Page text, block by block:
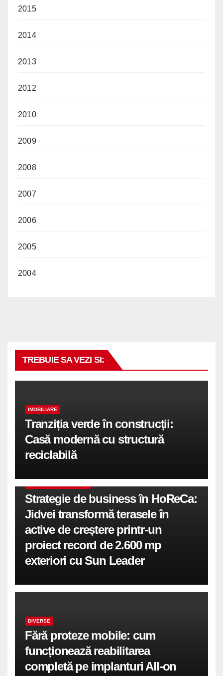
2015
2014
2013
2012
2010
2009
2008
2007
2006
2005
2004
TREBUIE SA VEZI SI:
IMOBILIARE
Tranziția verde în construcții:
Casă modernă cu structură
reciclabilă
Strategie de business în HoReCa:
Jidvei transformă terasele în
active de creștere printr-un
proiect record de 2.600 mp
exteriori cu Sun Leader
DIVERSE
Fără proteze mobile: cum
funcționează reabilitarea
completă pe implanturi All-on